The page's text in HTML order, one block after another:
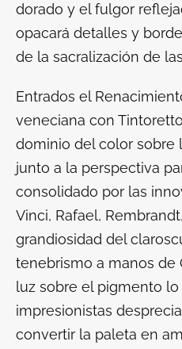
dorado y el fulgor
opacará detalles y
de la sacralización de
Entrados el
veneciana con
dominio del color sobre
junto a la perspectiva
consolidado por las
Vinci, Rafael,
grandiosidad del
tenebrismo a manos de
luz sobre el pigmento
impresionistas
convertir la paleta en